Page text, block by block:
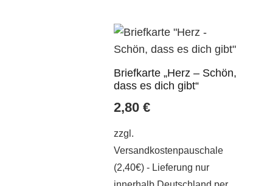
Briefkarte „Herz – Schön,
dass es dich gibt“
2,80 €
zzgl.
Versandkostenpauschale
(2,40€) - Lieferung nur